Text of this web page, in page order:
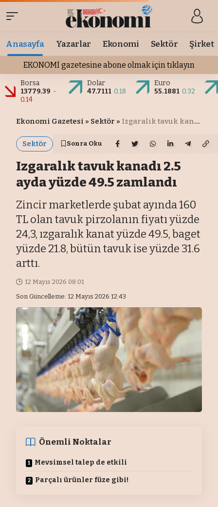
Anasayfa Yazarlar Ekonomi Sektör Şirket
EKONOMİ gazetesine abone olmak için tıklayın
Borsa
13779.39 -
0.14
Dolar
47.7111 0.18
Euro
55.1881 0.32
Ekonomi Gazetesi » Sektör » Izgaralık tavuk kanadı 2.5 ayda yüzde 49.5 zamlandı
Sektör Sonra Oku
Izgaralık tavuk kanadı 2.5
ayda yüzde 49.5 zamlandı
Zincir marketlerde şubat ayında 160
TL olan tavuk pirzolanın fiyatı yüzde
24,3, ızgaralık kanat yüzde 49.5, baget
yüzde 21.8, bütün tavuk ise yüzde 31.6
arttı.
Son Güncelleme: 12 Mayıs 2026 12:43
12 Mayıs 2026 08:01
Önemli Noktalar
Mevsimsel talep de etkili
Parçalı ürünler füze gibi!